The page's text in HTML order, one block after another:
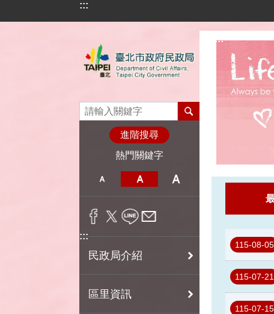
跳到主要內容區塊
:::
進階搜尋
熱門關鍵字
:::
民政局介紹
區里資訊
:::
115-08-05
115-07-21
115-07-15